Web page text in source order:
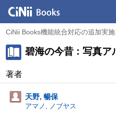
CiNii Books機能統合対応の追加実
碧海の今昔 : 写真ア
著者
天野, 暢保
アマノ, ノブヤス